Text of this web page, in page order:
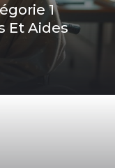
1
Et Aides